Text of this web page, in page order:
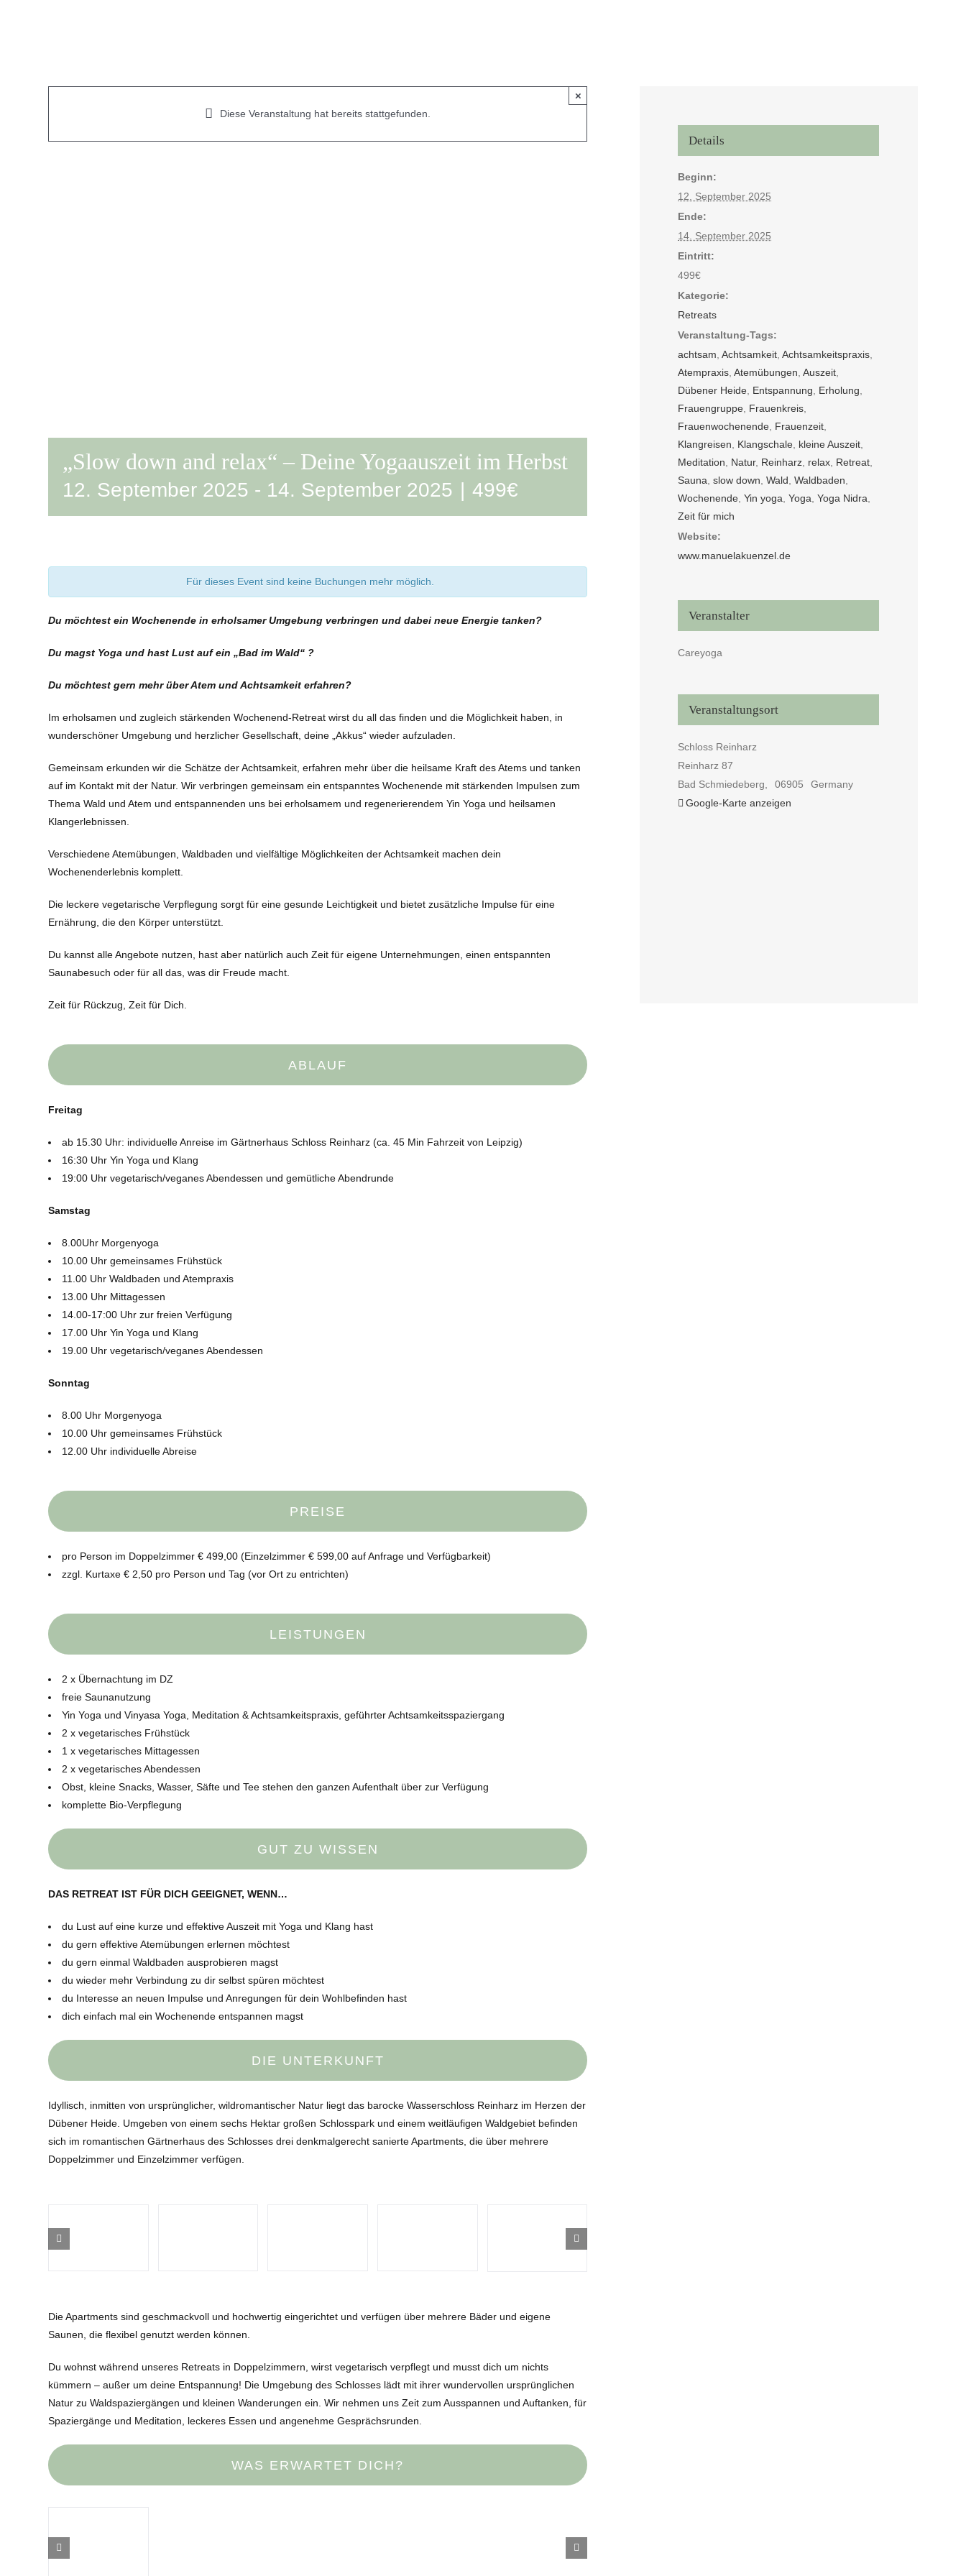
Diese Veranstaltung hat bereits stattgefunden.
×
„Slow down and relax“ – Deine Yogaauszeit im Herbst
12. September 2025 - 14. September 2025 | 499€
Für dieses Event sind keine Buchungen mehr möglich.
Du möchtest ein Wochenende in erholsamer Umgebung verbringen und dabei neue Energie tanken?
Du magst Yoga und hast Lust auf ein „Bad im Wald“ ?
Du möchtest gern mehr über Atem und Achtsamkeit erfahren?
Im erholsamen und zugleich stärkenden Wochenend-Retreat wirst du all das finden und die Möglichkeit haben, in
wunderschöner Umgebung und herzlicher Gesellschaft, deine „Akkus“ wieder aufzuladen.
Gemeinsam erkunden wir die Schätze der Achtsamkeit, erfahren mehr über die heilsame Kraft des Atems und tanken
auf im Kontakt mit der Natur. Wir verbringen gemeinsam ein entspanntes Wochenende mit stärkenden Impulsen zum
Thema Wald und Atem und entspannenden uns bei erholsamem und regenerierendem Yin Yoga und heilsamen
Klangerlebnissen.
Verschiedene Atemübungen, Waldbaden und vielfältige Möglichkeiten der Achtsamkeit machen dein
Wochenenderlebnis komplett.
Die leckere vegetarische Verpflegung sorgt für eine gesunde Leichtigkeit und bietet zusätzliche Impulse für eine
Ernährung, die den Körper unterstützt.
Du kannst alle Angebote nutzen, hast aber natürlich auch Zeit für eigene Unternehmungen, einen entspannten
Saunabesuch oder für all das, was dir Freude macht.
Zeit für Rückzug, Zeit für Dich.
ABLAUF
Freitag
ab 15.30 Uhr: individuelle Anreise im Gärtnerhaus Schloss Reinharz (ca. 45 Min Fahrzeit von Leipzig)
16:30 Uhr Yin Yoga und Klang
19:00 Uhr vegetarisch/veganes Abendessen und gemütliche Abendrunde
Samstag
8.00Uhr Morgenyoga
10.00 Uhr gemeinsames Frühstück
11.00 Uhr Waldbaden und Atempraxis
13.00 Uhr Mittagessen
14.00-17:00 Uhr zur freien Verfügung
17.00 Uhr Yin Yoga und Klang
19.00 Uhr vegetarisch/veganes Abendessen
Sonntag
8.00 Uhr Morgenyoga
10.00 Uhr gemeinsames Frühstück
12.00 Uhr individuelle Abreise
PREISE
pro Person im Doppelzimmer € 499,00 (Einzelzimmer € 599,00 auf Anfrage und Verfügbarkeit)
zzgl. Kurtaxe € 2,50 pro Person und Tag (vor Ort zu entrichten)
LEISTUNGEN
2 x Übernachtung im DZ
freie Saunanutzung
Yin Yoga und Vinyasa Yoga, Meditation & Achtsamkeitspraxis, geführter Achtsamkeitsspaziergang
2 x vegetarisches Frühstück
1 x vegetarisches Mittagessen
2 x vegetarisches Abendessen
Obst, kleine Snacks, Wasser, Säfte und Tee stehen den ganzen Aufenthalt über zur Verfügung
komplette Bio-Verpflegung
GUT ZU WISSEN
DAS RETREAT IST FÜR DICH GEEIGNET, WENN…
du Lust auf eine kurze und effektive Auszeit mit Yoga und Klang hast
du gern effektive Atemübungen erlernen möchtest
du gern einmal Waldbaden ausprobieren magst
du wieder mehr Verbindung zu dir selbst spüren möchtest
du Interesse an neuen Impulse und Anregungen für dein Wohlbefinden hast
dich einfach mal ein Wochenende entspannen magst
DIE UNTERKUNFT
Idyllisch, inmitten von ursprünglicher, wildromantischer Natur liegt das barocke Wasserschloss Reinharz im Herzen der
Dübener Heide. Umgeben von einem sechs Hektar großen Schlosspark und einem weitläufigen Waldgebiet befinden
sich im romantischen Gärtnerhaus des Schlosses drei denkmalgerecht sanierte Apartments, die über mehrere
Doppelzimmer und Einzelzimmer verfügen.
Die Apartments sind geschmackvoll und hochwertig eingerichtet und verfügen über mehrere Bäder und eigene
Saunen, die flexibel genutzt werden können.
Du wohnst während unseres Retreats in Doppelzimmern, wirst vegetarisch verpflegt und musst dich um nichts
kümmern – außer um deine Entspannung! Die Umgebung des Schlosses lädt mit ihrer wundervollen ursprünglichen
Natur zu Waldspaziergängen und kleinen Wanderungen ein. Wir nehmen uns Zeit zum Ausspannen und Auftanken, für
Spaziergänge und Meditation, leckeres Essen und angenehme Gesprächsrunden.
WAS ERWARTET DICH?
Details
Beginn:
12. September 2025
Ende:
14. September 2025
Eintritt:
499€
Kategorie:
Retreats
Veranstaltung-Tags:
achtsam ,Achtsamkeit ,Achtsamkeitspraxis
Atempraxis ,Atemübungen ,Auszeit
Dübener Heide Entspannung Erholung
Frauengruppe Frauenkreis
Frauenwochenende Frauenzeit
Klangreisen
Klangschale kleine Auszeit
Meditation
Natur, Reinharz relax Retreat
Sauna ,slow down ,Wald ,Waldbaden
Wochenende ,Yin yoga ,Yoga ,Yoga Nidra
Zeit für mich
Website:
www.manuelakuenzel.de
Veranstalter
Careyoga
Veranstaltungsort
Schloss Reinharz
Reinharz 87
Bad Schmiedeberg
06905
Germany
Google-Karte anzeigen
Close